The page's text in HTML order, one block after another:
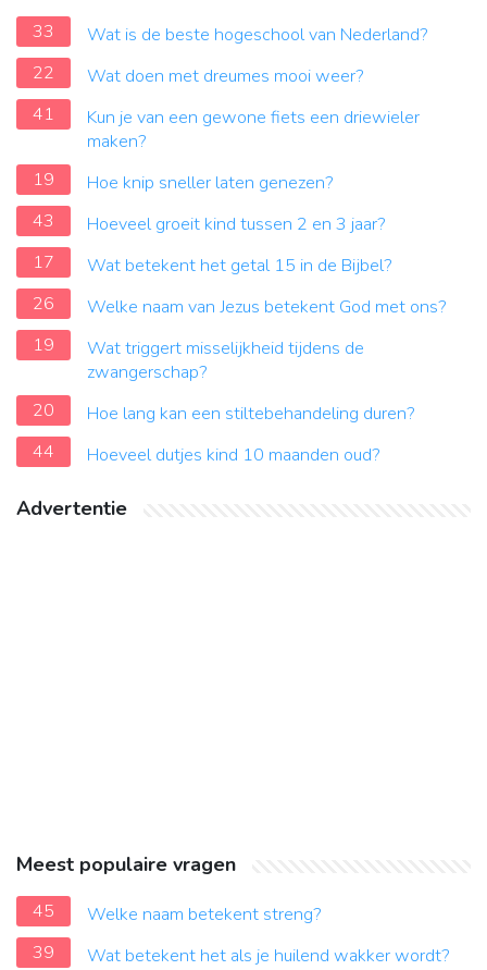
33
Wat is de beste hogeschool van Nederland?
22
Wat doen met dreumes mooi weer?
41
Kun je van een gewone fiets een driewieler
maken?
19
Hoe knip sneller laten genezen?
43
Hoeveel groeit kind tussen 2 en 3 jaar?
17
Wat betekent het getal 15 in de Bijbel?
26
Welke naam van Jezus betekent God met ons?
19
Wat triggert misselijkheid tijdens de
zwangerschap?
20
Hoe lang kan een stiltebehandeling duren?
44
Hoeveel dutjes kind 10 maanden oud?
Advertentie
Meest populaire vragen
45
Welke naam betekent streng?
39
Wat betekent het als je huilend wakker wordt?